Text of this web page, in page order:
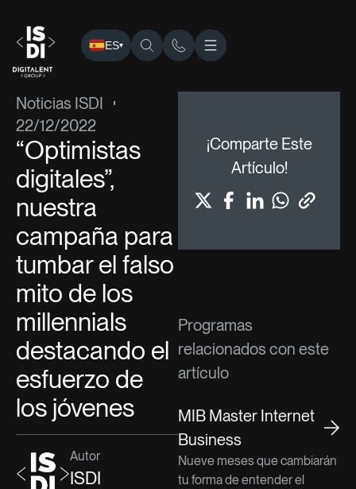
ES▾
ISDI› ›Noticias ISDI› “Optimistas digitales”,
Noticias ISDI
22/12/2022
“Optimistas
digitales”,
nuestra
campaña para
tumbar el falso
mito de los
millennials
destacando el
esfuerzo de
los jóvenes
Autor
ISDI
¡Comparte Este
Artículo!
Programas
relacionados con este
artículo
MIB Master Internet
Business
Nueve meses que cambiarán
tu forma de entender el